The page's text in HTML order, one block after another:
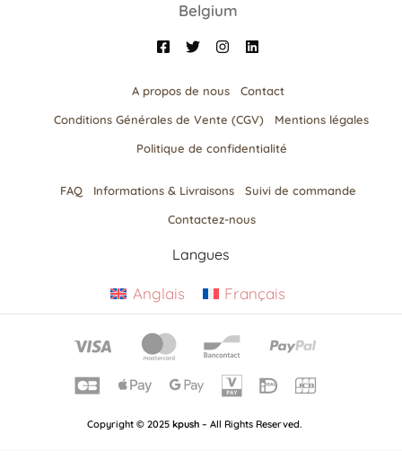
Belgium
A propos de nous
Contact
Conditions Générales de Vente (CGV)
Mentions légales
Politique de confidentialité
FAQ Informations & Livraisons​
Suivi de commande
Contactez-nous
Langues
Anglais Français
Copyright © 2025 kpush – All Rights Reserved.